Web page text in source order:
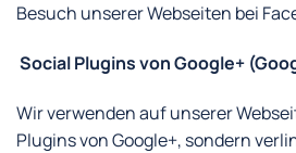
Besuch unserer Webseiten bei
Social Plugins von Google+
Wir verwenden auf unserer
Plugins von Google+, sondern